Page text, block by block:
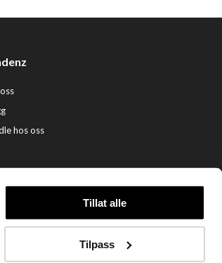
Tillat alle
Tilpass
hos oss
nr. 948 341 662) |Nettbutikk levert av Kréatif